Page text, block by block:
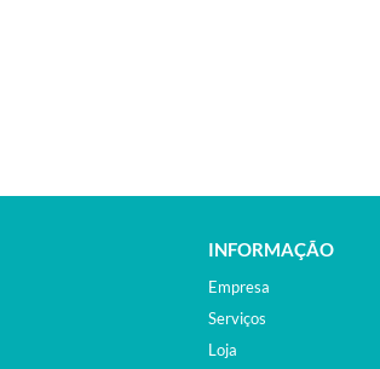
INFORMAÇÃO
Empresa
Serviços
Loja